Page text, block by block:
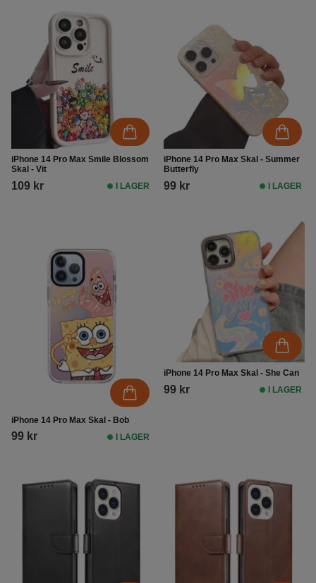
iPhone 14 Pro Max Smile Blossom
Skal - Vit
109 kr I LAGER
iPhone 14 Pro Max Skal - Summer
Butterfly
99 kr I LAGER
iPhone 14 Pro Max Skal - Bob
99 kr I LAGER
iPhone 14 Pro Max Skal - She Can
99 kr I LAGER